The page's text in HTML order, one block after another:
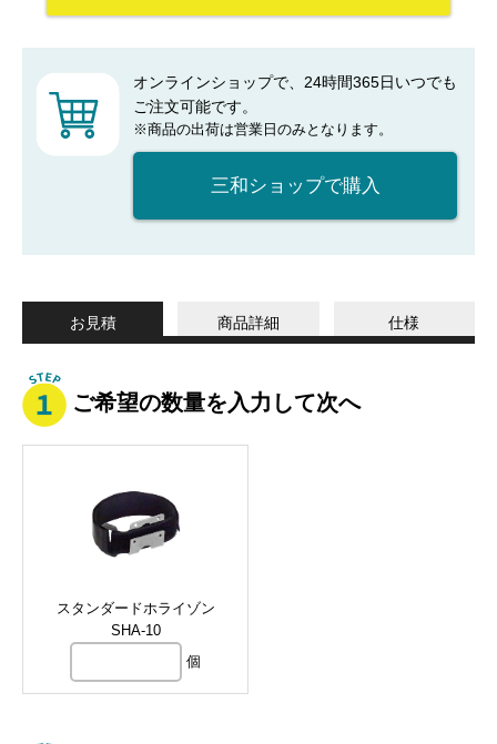
オンラインショップで、24時間365日いつでも
ご注文可能です。
※商品の出荷は営業日のみとなります。
三和ショップで購入
お見積 商品詳細 仕様
ご希望の数量を入力して次へ
スタンダードホライゾン
SHA-10
個